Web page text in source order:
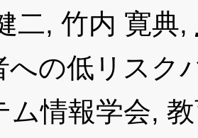
二, 竹内 寛典,
への低リスク
ム情報学会,